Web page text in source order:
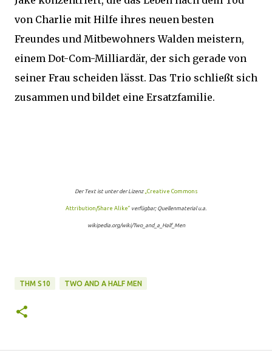
von Charlie mit Hilfe ihres neuen besten
Freundes und Mitbewohners Walden meistern,
einem Dot-Com-Milliardär, der sich gerade von
seiner Frau scheiden lässt. Das Trio schließt sich
zusammen und bildet eine Ersatzfamilie.
Der Text ist unter der Lizenz „Creative Commons
Attribution/Share Alike“ verfügbar; Quellenmaterial u.a.
wikipedia.org/wiki/Two_and_a_Half_Men
THM S10 TWO AND A HALF MEN